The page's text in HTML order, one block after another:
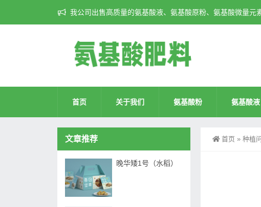
我公司出售高质量的氨基酸液、氨基酸原粉、氨基酸微量元
首页 关于我们 氨基酸粉 氨基酸液
首页 » 种植
文章推荐
晚华矮1号（水稻）